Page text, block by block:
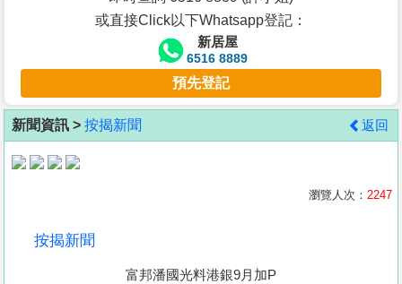
客
地
產
或直接Click以下Whatsapp登記：
新居屋
6516 8889
預先登記
新聞資訊 > 按揭新聞 返回
瀏覽人次： 2247
按揭新聞
富邦潘國光料港銀9月加P